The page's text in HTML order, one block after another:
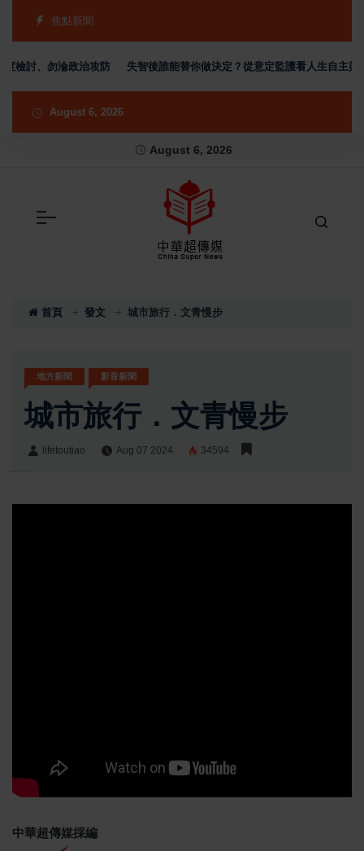
焦點新聞
討、勿淪政治攻防 失智後誰能替你做決定？從意定監護看人生自主與財
August 6, 2026
August 6, 2026
首頁 發文 城市旅行．文青慢步
地方新聞 影音新聞
城市旅行．文青慢步
lifetoutiao Aug 07 2024 34594
中華超傳媒採編